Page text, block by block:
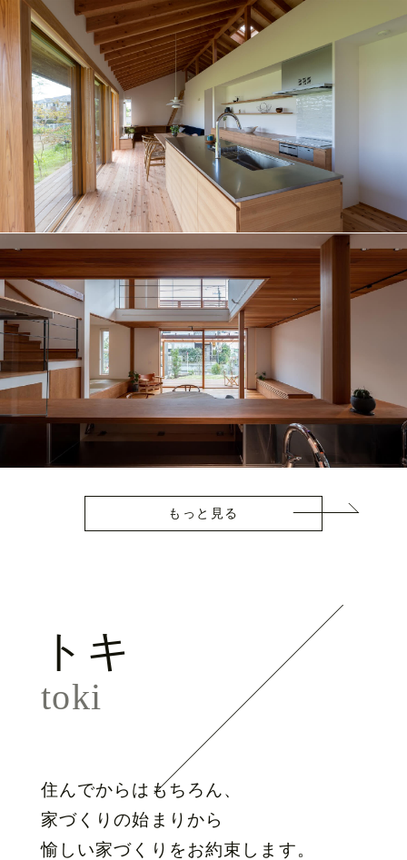
もっと見る
トキ
toki
住んでからはもちろん、
家づくりの始まりから
愉しい家づくりをお約束します。